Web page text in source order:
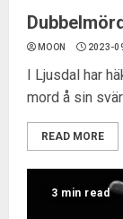
MOON 2023-
I Ljusdal har
mord å sin
READ MORE
3 min read